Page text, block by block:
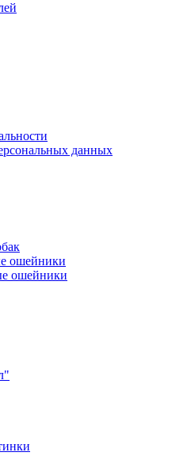
данных
ошейники
ошейники